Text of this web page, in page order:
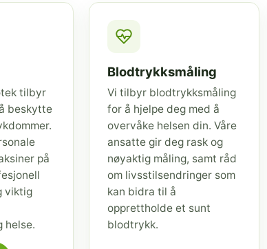
tilbyr
beskytte
på
viktig
helse.
Blodtrykksmåling
Vi tilbyr blodtrykksmåling
for å hjelpe deg med å
overvåke helsen din. Våre
ansatte gir deg rask og
nøyaktig måling, samt råd
om livsstilsendringer som
kan bidra til å
opprettholde et sunt
blodtrykk.